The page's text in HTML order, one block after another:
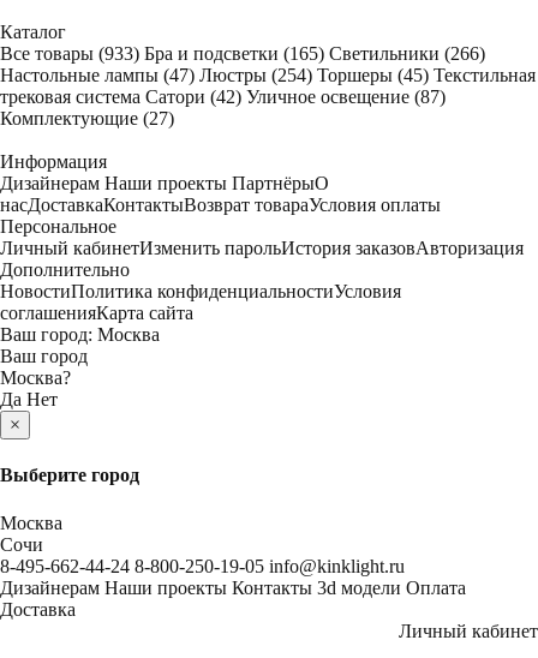
Каталог
Все товары (933) Бра и подсветки (165) Светильники (266)
Настольные лампы (47) Люстры (254) Торшеры (45) Текстильная
трековая система Сатори (42) Уличное освещение (87)
Комплектующие (27)
Информация
Дизайнерам Наши проекты ПартнёрыО
насДоставкаКонтактыВозврат товараУсловия оплаты
Персональное
Личный кабинетИзменить парольИстория заказовАвторизация
Дополнительно
НовостиПолитика конфиденциальностиУсловия
соглашенияКарта сайта
Ваш город: Москва
Ваш город
Москва?
Да Нет
×
Выберите город
Москва
Сочи
8-495-662-44-24 8-800-250-19-05 info@kinklight.ru
Дизайнерам Наши проекты Контакты 3d модели Оплата
Доставка
Личный кабинет